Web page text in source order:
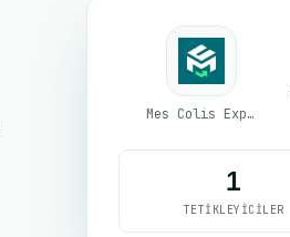
Mes Colis Express
1
TETIKLEYICILER